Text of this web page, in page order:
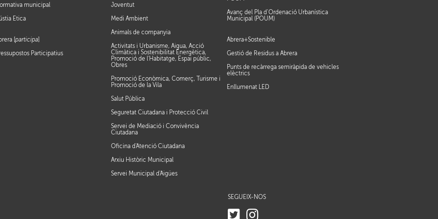
municipal
Ètica
Joventut
Medi Ambient
Animals de companyia
Activitats i Urbanisme, Aigua, Acció
Climàtica i Sostenibilitat Energètica,
Promoció de l'Habitatge, Espai públic,
Obres
Promoció Econòmica, Comerç, Turisme i
Promoció de la Vila
Salut Pública
Seguretat Ciutadana i Protecció Civil
Servei de Mediació i Convivència
Ciutadana
Oficina d'Atenció Ciutadana
Arxiu Històric Municipal
Servei Municipal d'Aigües
Avanç del Pla d’Ordenació Urbanística
Municipal (POUM)
[ participa
Participatius
Abrera+Sostenible
Gestió de Residus a Abrera
Punts de recàrrega semiràpida de vehicles
elèctrics
Enllumenat LED
SEGUEIX-NOS